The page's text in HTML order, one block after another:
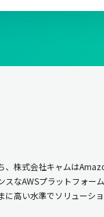
、株式会社キャムは
スなAWSプラットフォー
に高い水準でソリューショ